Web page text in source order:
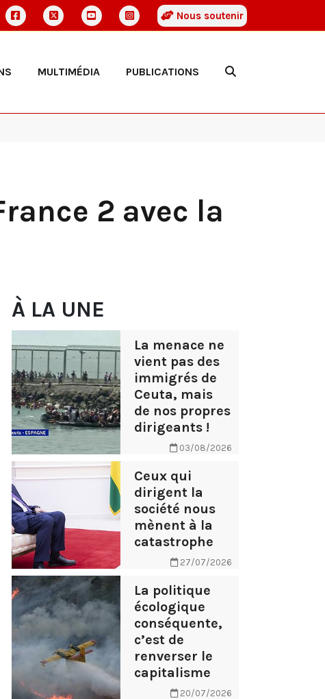
Nous soutenir
MULTIMÉDIA PUBLICATIONS
2 avec la
À LA UNE
La menace ne
vient pas des
immigrés de
Ceuta, mais
de nos propres
dirigeants !
03/08/2026
Ceux qui
dirigent la
société nous
mènent à la
catastrophe
27/07/2026
La politique
écologique
conséquente,
c’est de
renverser le
capitalisme
20/07/2026